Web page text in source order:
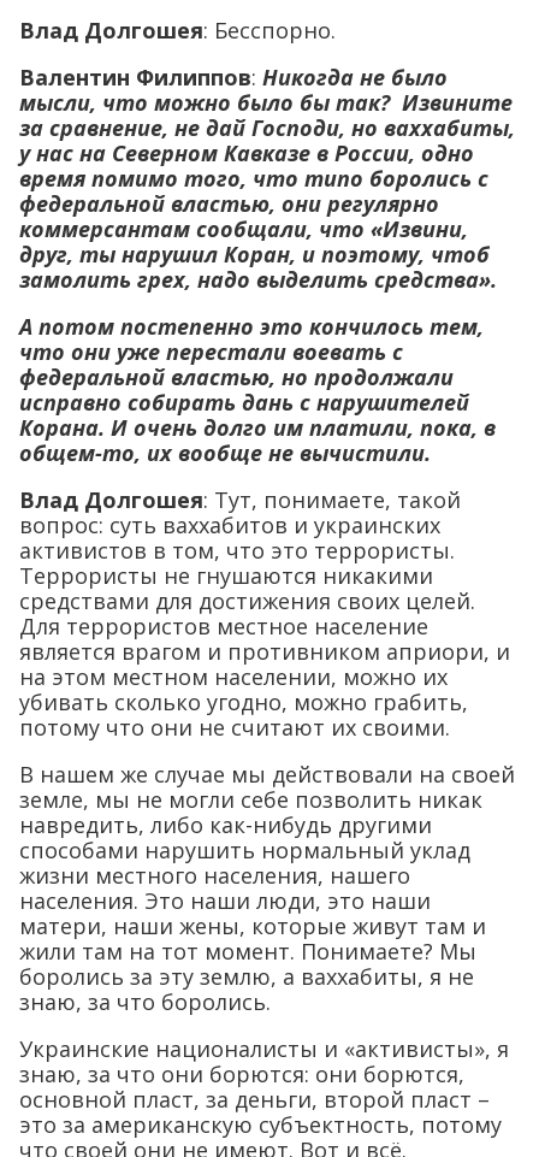
Влад Долгошея: Бесспорно.
Валентин Филиппов: Никогда не было
мысли, что можно было бы так? Извините
за сравнение, не дай Господи, но ваххабиты,
у нас на Северном Кавказе в России, одно
время помимо того, что типо боролись с
федеральной властью, они регулярно
коммерсантам сообщали, что «Извини,
друг, ты нарушил Коран, и поэтому, чтоб
замолить грех, надо выделить средства».
А потом постепенно это кончилось тем,
что они уже перестали воевать с
федеральной властью, но продолжали
исправно собирать дань с нарушителей
Корана. И очень долго им платили, пока, в
общем-то, их вообще не вычистили.
Влад Долгошея: Тут, понимаете, такой
вопрос: суть ваххабитов и украинских
активистов в том, что это террористы.
Террористы не гнушаются никакими
средствами для достижения своих целей.
Для террористов местное население
является врагом и противником априори, и
на этом местном населении, можно их
убивать сколько угодно, можно грабить,
потому что они не считают их своими.
В нашем же случае мы действовали на своей
земле, мы не могли себе позволить никак
навредить, либо как-нибудь другими
способами нарушить нормальный уклад
жизни местного населения, нашего
населения. Это наши люди, это наши
матери, наши жены, которые живут там и
жили там на тот момент. Понимаете? Мы
боролись за эту землю, а ваххабиты, я не
знаю, за что боролись.
Украинские националисты и «активисты», я
знаю, за что они борются: они борются,
основной пласт, за деньги, второй пласт –
это за американскую субъектность, потому
что своей они не имеют. Вот и всё.